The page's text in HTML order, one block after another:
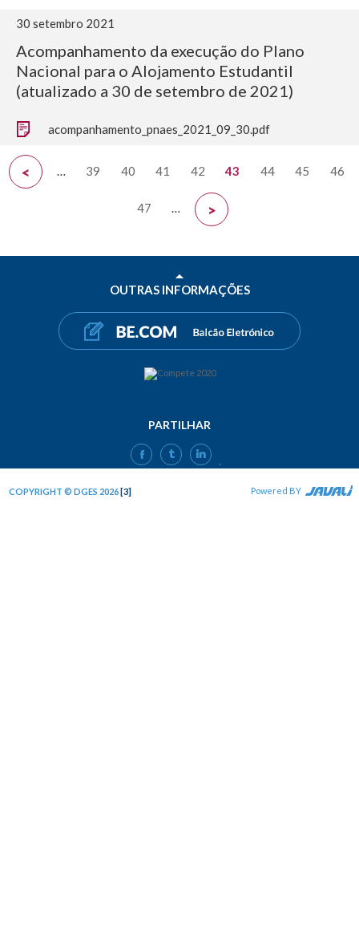
30 setembro 2021
Acompanhamento da execução do Plano
Nacional para o Alojamento Estudantil
(atualizado a 30 de setembro de 2021)
acompanhamento_pnaes_2021_09_30.pdf
< 39 40 41 42 43 44 45 46
47 … >
OUTRAS INFORMAÇÕES
PARTILHAR
FACEBOOK
TWITTERLINKEDIN
COPYRIGHT © DGES 2026[3] Powered BY